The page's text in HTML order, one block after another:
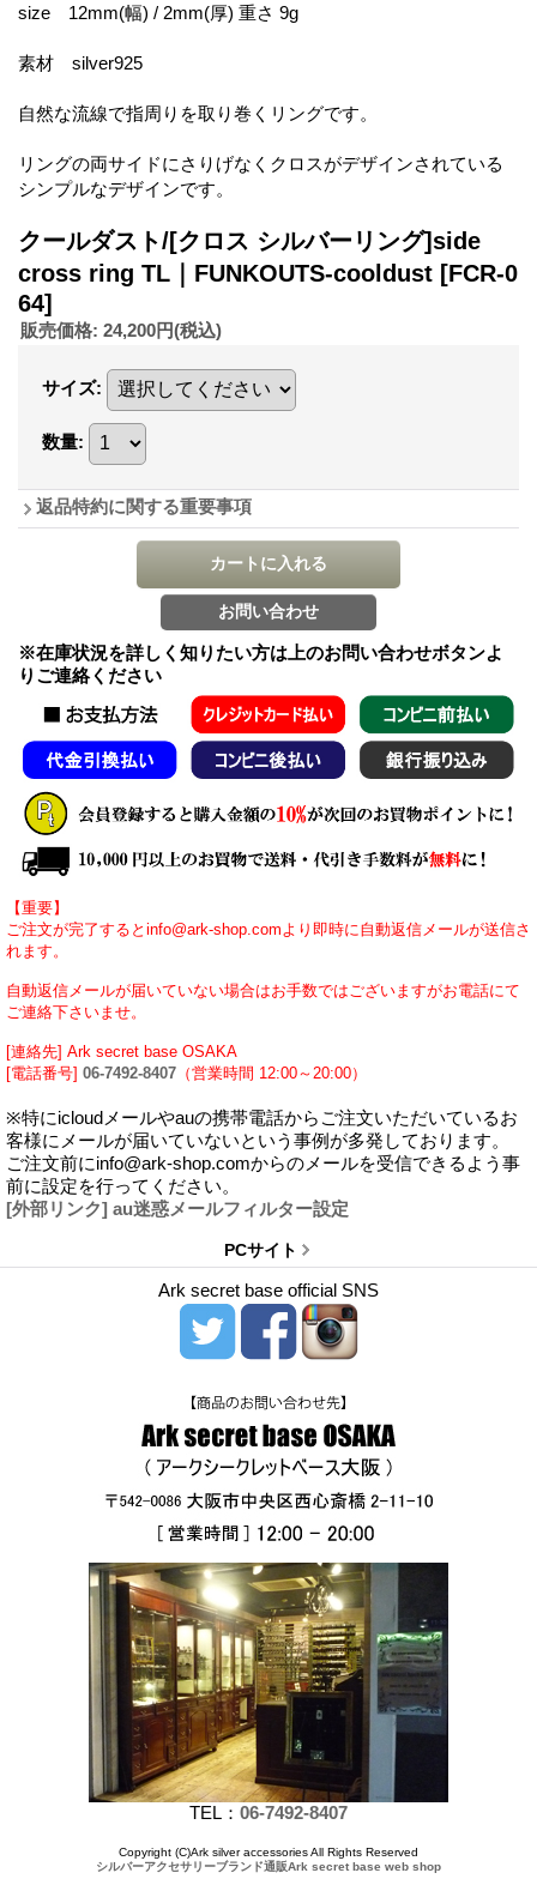
size 12mm(幅) / 2mm(厚) 重さ 9g
素材 silver925
自然な流線で指周りを取り巻くリングです。
リングの両サイドにさりげなくクロスがデザインされている
シンプルなデザインです。
クールダスト/[クロス シルバーリング]side
cross ring TL｜FUNKOUTS-cooldust [FCR-0
64]
販売価格: 24,200円(税込)
サイズ:
数量:
返品特約に関する重要事項
※在庫状況を詳しく知りたい方は上のお問い合わせボタンよ
りご連絡ください
【重要】
ご注文が完了するとinfo@ark-shop.comより即時に自動返信メールが送信さ
れます。
自動返信メールが届いていない場合はお手数ではございますがお電話にて
ご連絡下さいませ。
[連絡先] Ark secret base OSAKA
[電話番号] 06-7492-8407 （営業時間 12:00～20:00）
※特にicloudメールやauの携帯電話からご注文いただいているお
客様にメールが届いていないという事例が多発しております。
ご注文前にinfo@ark-shop.comからのメールを受信できるよう事
前に設定を行ってください。
[外部リンク] au迷惑メールフィルター設定
PCサイト
Ark secret base official SNS
TEL： 06-7492-8407
Copyright (C)Ark silver accessories All Rights Reserved
シルバーアクセサリーブランド通販Ark secret base web shop